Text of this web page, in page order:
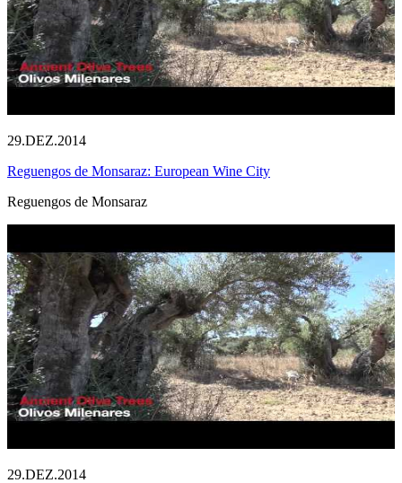
29.DEZ.2014
Reguengos de Monsaraz: European Wine City
Reguengos de Monsaraz
29.DEZ.2014